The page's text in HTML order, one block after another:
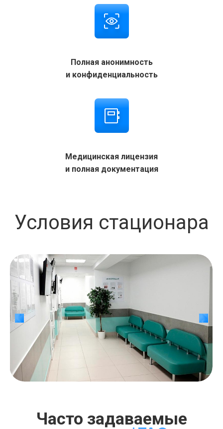
Полная анонимность
и конфиденциальность
Медицинская лицензия
и полная документация
Условия стационара
Часто задаваемые